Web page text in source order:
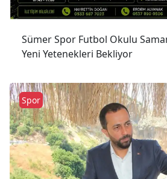
Sümer Spor Futbol Okulu
Yeni Yetenekleri Bekliyor
Spor